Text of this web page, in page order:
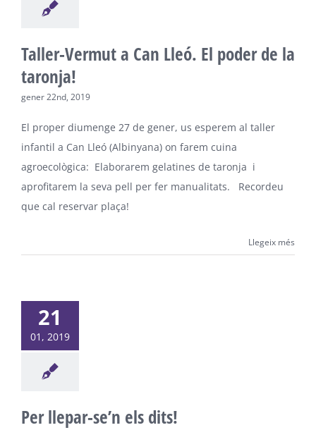
Taller-Vermut a Can Lleó. El poder de la
taronja!
gener 22nd, 2019
El proper diumenge 27 de gener, us esperem al taller
infantil a Can Lleó (Albinyana) on farem cuina
agroecològica: Elaborarem gelatines de taronja i
aprofitarem la seva pell per fer manualitats. Recordeu
que cal reservar plaça!
Llegeix més
21
01, 2019
Per llepar-se’n els dits!